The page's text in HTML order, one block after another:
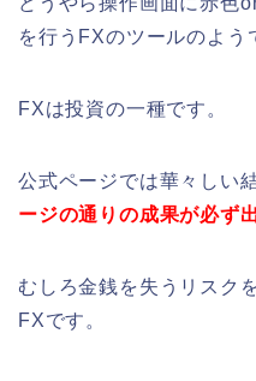
を行うFXのツールのよう
FXは投資の一種です。
公式ページでは華々しい
ージの通りの成果が必ず
むしろ金銭を失うリスク
FXです。